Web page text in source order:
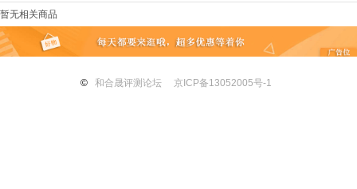
暂无相关商品
© 和合晟评测论坛 京ICP备13052005号-1